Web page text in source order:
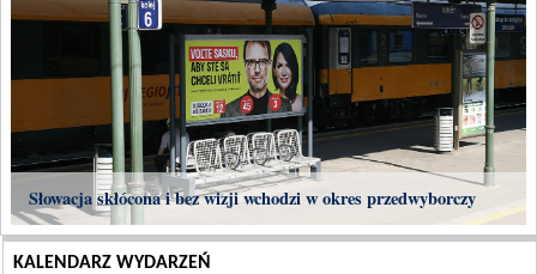
Słowacja skłócona i bez wizji wchodzi w okres przedwyborczy
KALENDARZ WYDARZEŃ